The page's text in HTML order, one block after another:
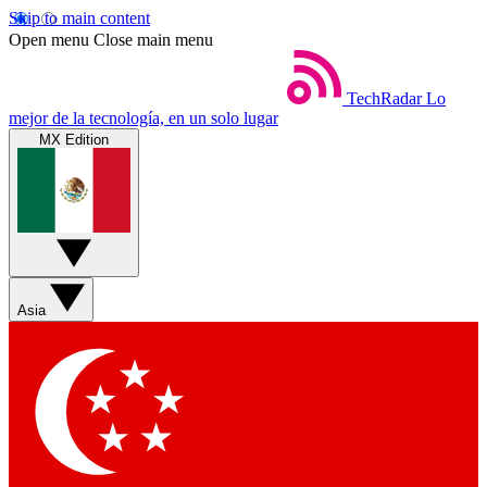
Skip to main content
Open menu Close main menu
TechRadar Lo
mejor de la tecnología, en un solo lugar
MX Edition
Asia